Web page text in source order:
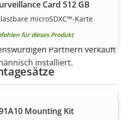
Card 512 GB
microSDXC™-Karte
für dieses Produkt
Mounting Kit
individuelle Produkte werden
Partnern verkauft
installiert.